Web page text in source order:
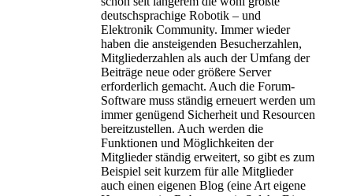
deutschsprachige Robotik – und
Elektronik Community. Immer wieder
haben die ansteigenden Besucherzahlen,
Mitgliederzahlen als auch der Umfang der
Beiträge neue oder größere Server
erforderlich gemacht. Auch die Forum-
Software muss ständig erneuert werden um
immer genügend Sicherheit und Resourcen
bereitzustellen. Auch werden die
Funktionen und Möglichkeiten der
Mitglieder ständig erweitert, so gibt es zum
Beispiel seit kurzem für alle Mitglieder
auch einen eigenen Blog (eine Art eigene